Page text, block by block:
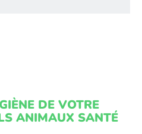
DE VOTRE
ANIMAUX SANTÉ